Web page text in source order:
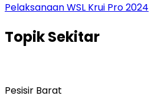
Pelaksanaan WSL Krui Pro 2024
TopikSekitar
Pesisir Barat